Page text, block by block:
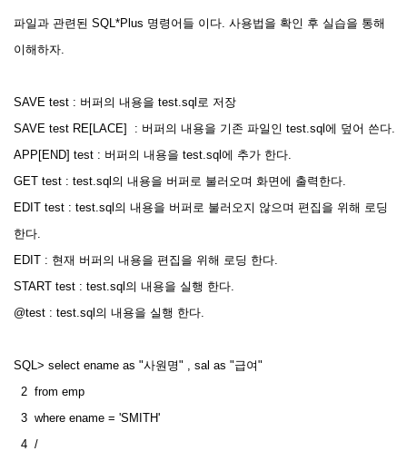
파일과 관련된 SQL*Plus 명령어들 이다. 사용법을 확인 후 실습을 통해
이해하자.
SAVE test : 버퍼의 내용을 test.sql로 저장
SAVE test RE[LACE] : 버퍼의 내용을 기존 파일인 test.sql에 덮어 쓴다.
APP[END] test : 버퍼의 내용을 test.sql에 추가 한다.
GET test : test.sql의 내용을 버퍼로 불러오며 화면에 출력한다.
EDIT test : test.sql의 내용을 버퍼로 불러오지 않으며 편집을 위해 로딩
한다.
EDIT : 현재 버퍼의 내용을 편집을 위해 로딩 한다.
START test : test.sql의 내용을 실행 한다.
@test : test.sql의 내용을 실행 한다.
SQL> select ename as "사원명" , sal as "급여"
2 from emp
3 where ename = 'SMITH'
4 /